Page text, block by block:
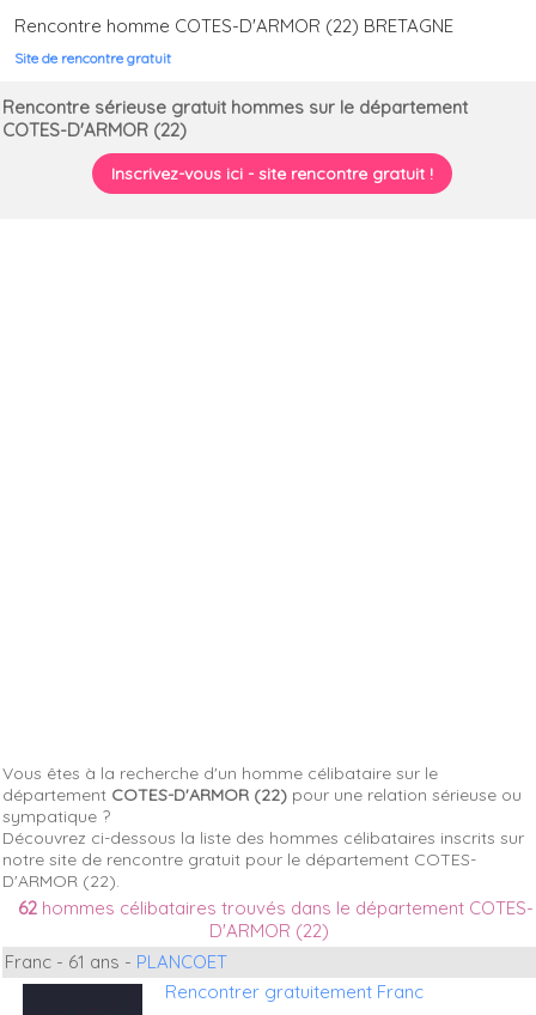
Rencontre homme COTES-D'ARMOR (22) BRETAGNE
Site de rencontre gratuit
Rencontre sérieuse gratuit hommes sur le département
COTES-D'ARMOR (22)
Inscrivez-vous ici - site rencontre gratuit !
Vous êtes à la recherche d'un homme célibataire sur le
département COTES-D'ARMOR (22) pour une relation sérieuse ou
sympatique ?
Découvrez ci-dessous la liste des hommes célibataires inscrits sur
notre site de rencontre gratuit pour le département COTES-
D'ARMOR (22).
62hommes célibataires trouvés dans le département COTES-
D'ARMOR (22)
Franc - 61 ans - PLANCOET
Rencontrer gratuitement Franc